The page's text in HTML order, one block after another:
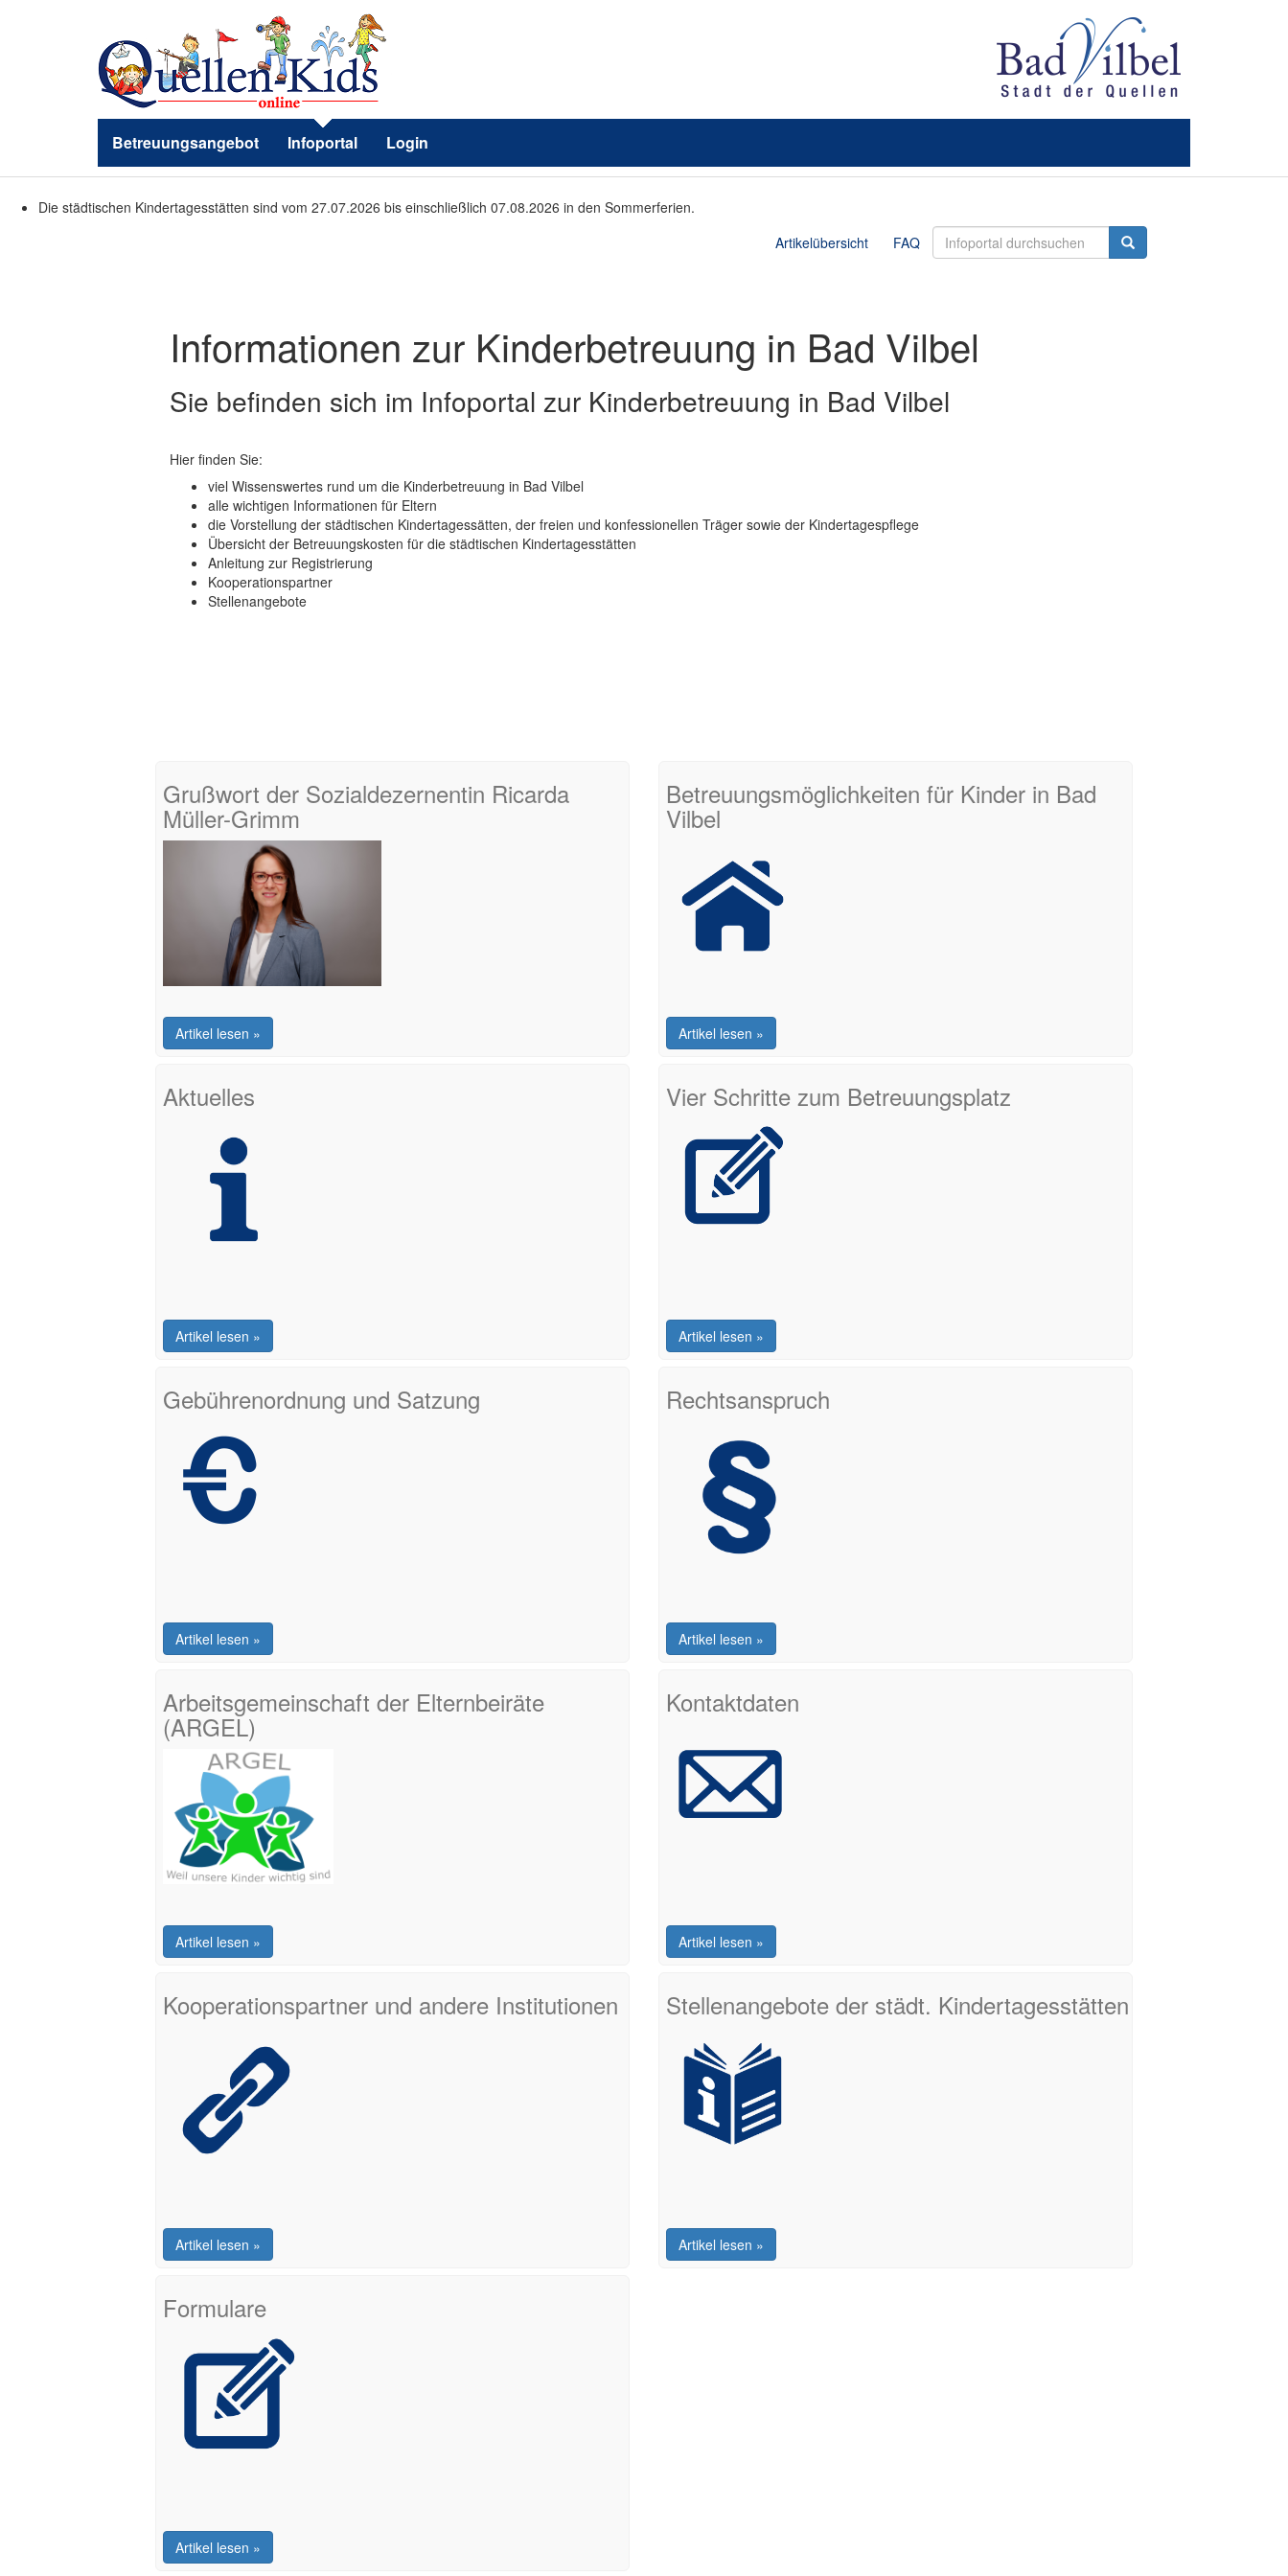
Betreuungsangebot Infoportal Login
Die städtischen Kindertagesstätten sind vom 27.07.2026 bis einschließlich 07.08.2026 in den Sommerferien.
FAQ
Artikelübersicht
Informationen zur Kinderbetreuung in Bad Vilbel
Sie befinden sich im Infoportal zur Kinderbetreuung in Bad Vilbel
Hier finden Sie:
viel Wissenswertes rund um die Kinderbetreuung in Bad Vilbel
alle wichtigen Informationen für Eltern
die Vorstellung der städtischen Kindertagessätten, der freien und konfessionellen Träger sowie der Kindertagespflege
Übersicht der Betreuungskosten für die städtischen Kindertagesstätten
Anleitung zur Registrierung
Kooperationspartner
Stellenangebote
Grußwort der Sozialdezernentin Ricarda
Müller-Grimm
Artikel lesen »
Betreuungsmöglichkeiten für Kinder in Bad
Vilbel
Artikel lesen »
Aktuelles
Artikel lesen »
Vier Schritte zum Betreuungsplatz
Artikel lesen »
Gebührenordnung und Satzung
Artikel lesen »
Rechtsanspruch
Artikel lesen »
Arbeitsgemeinschaft der Elternbeiräte
(ARGEL)
Artikel lesen »
Kontaktdaten
Artikel lesen »
Kooperationspartner und andere Institutionen
Artikel lesen »
Stellenangebote der städt. Kindertagesstätten
Artikel lesen »
Formulare
Artikel lesen »